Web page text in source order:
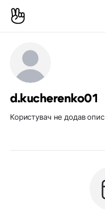
d.kucherenko01
Користувач не додав опис